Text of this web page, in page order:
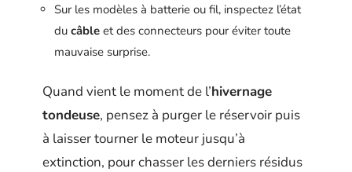
Sur les modèles à batterie ou fil, inspectez l’état
du câble et des connecteurs pour éviter toute
mauvaise surprise.
Quand vient le moment de l’hivernage
tondeuse, pensez à purger le réservoir puis
à laisser tourner le moteur jusqu’à
extinction, pour chasser les derniers résidus